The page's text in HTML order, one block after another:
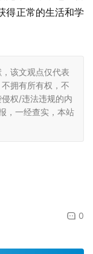
得正常的生活和学
该文观点仅代表
拥有所有权，不
权/违法违规的内
，一经查实，本站
0